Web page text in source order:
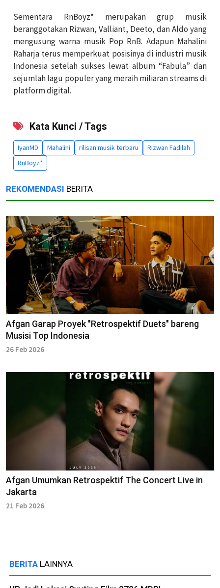
Sementara RnBoyz* merupakan grup musik
beranggotakan Rizwan, Valliant, Deeto, dan Aldo yang
mengusung warna musik Pop RnB. Adapun Mahalini
Raharja terus memperkuat posisinya di industri musik
Indonesia setelah sukses lewat album “Fabula” dan
sejumlah lagu populer yang meraih miliaran streams di
platform digital.
Kata Kunci / Tags
IyanMD Mahalini rilisan musik terbaru
Rizwan Fadilah
RnBoyz*
REKOMENDASI BERITA
Afgan Garap Proyek "Retrospektif Duets" bareng
Musisi Top Indonesia
26 Feb 2026
Afgan Umumkan Retrospektif The Concert Live in
Jakarta
21 Feb 2026
BERITA LAINNYA